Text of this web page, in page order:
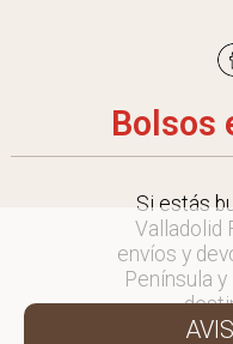
Bolsos
Si estás
Valladolid
envíos y
Península
en